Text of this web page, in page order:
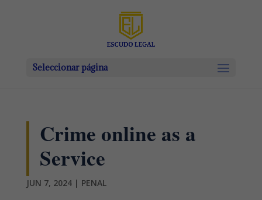
Seleccionar página
Crime online as a
Service
JUN 7, 2024| PENAL